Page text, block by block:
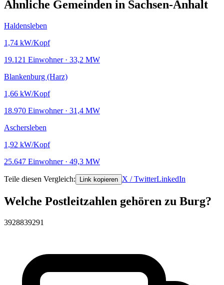
Ähnliche Gemeinden in Sachsen-Anhalt
Haldensleben
1,74 kW/Kopf
19.121 Einwohner · 33,2 MW
Blankenburg (Harz)
1,66 kW/Kopf
18.970 Einwohner · 31,4 MW
Aschersleben
1,92 kW/Kopf
25.647 Einwohner · 49,3 MW
Teile diesen Vergleich: Link kopieren X / TwitterLinkedIn
Welche Postleitzahlen gehören zu Burg?
3928839291